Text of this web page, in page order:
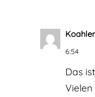
6:54
Das
Vielen